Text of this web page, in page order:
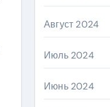
Август 2024
Июль 2024
Июнь 2024